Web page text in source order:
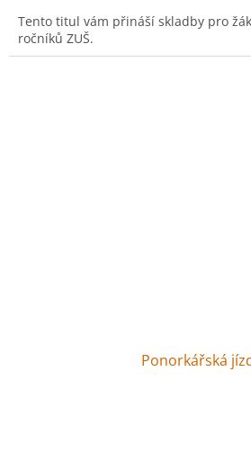
Tento titul vám přináší skladby pro
ročníků ZUŠ.
Ponorkářská